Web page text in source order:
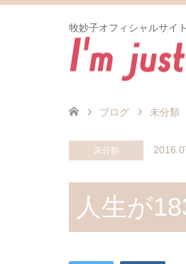
牧妙子オフィシャルサイト
ブログ 未分類
未分類
人生が